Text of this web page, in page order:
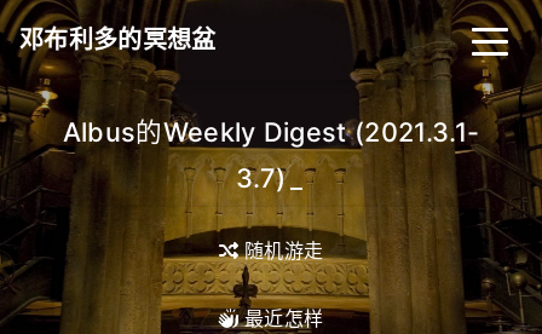
邓布利多的冥想盆
Albus的Weekly Digest (2021.3.1-
3.7)_
随机游走
最近怎样